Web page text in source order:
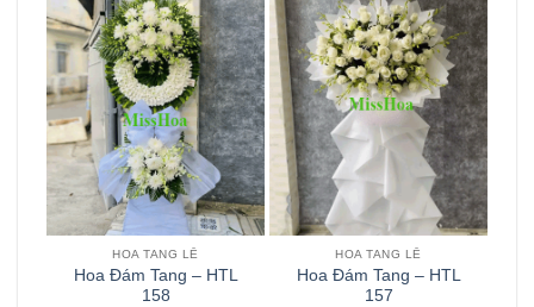
HOA TANG LỄ
Hoa Đám Tang – HTL
158
HOA TANG LỄ
Hoa Đám Tang – HTL
157